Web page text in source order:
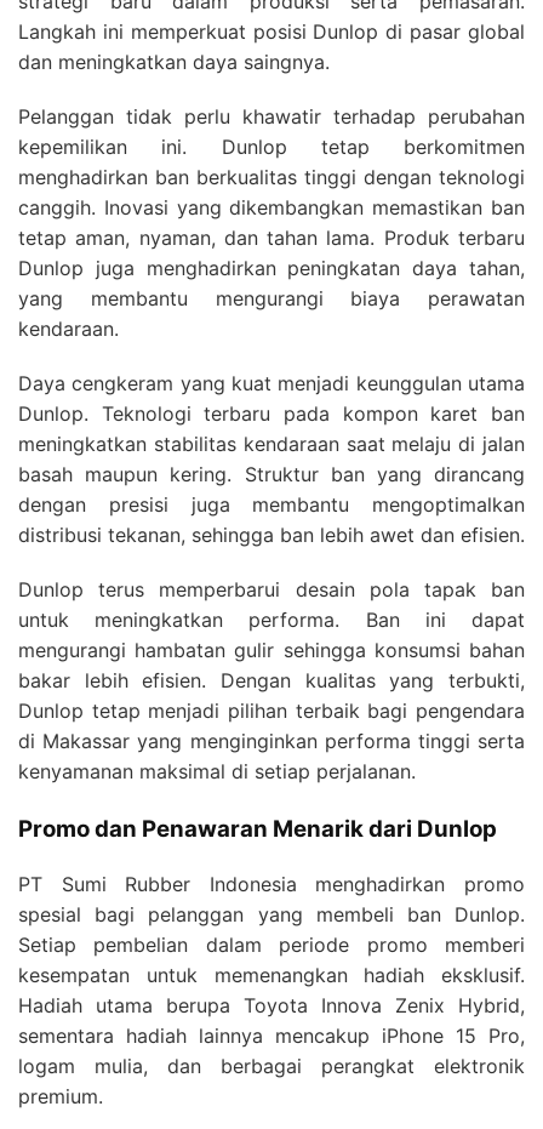
Langkah ini memperkuat posisi Dunlop di pasar global
dan meningkatkan daya saingnya.
Pelanggan tidak perlu khawatir terhadap perubahan
kepemilikan ini. Dunlop tetap berkomitmen
menghadirkan ban berkualitas tinggi dengan teknologi
canggih. Inovasi yang dikembangkan memastikan ban
tetap aman, nyaman, dan tahan lama. Produk terbaru
Dunlop juga menghadirkan peningkatan daya tahan,
yang membantu mengurangi biaya perawatan
kendaraan.
Daya cengkeram yang kuat menjadi keunggulan utama
Dunlop. Teknologi terbaru pada kompon karet ban
meningkatkan stabilitas kendaraan saat melaju di jalan
basah maupun kering. Struktur ban yang dirancang
dengan presisi juga membantu mengoptimalkan
distribusi tekanan, sehingga ban lebih awet dan efisien.
Dunlop terus memperbarui desain pola tapak ban
untuk meningkatkan performa. Ban ini dapat
mengurangi hambatan gulir sehingga konsumsi bahan
bakar lebih efisien. Dengan kualitas yang terbukti,
Dunlop tetap menjadi pilihan terbaik bagi pengendara
di Makassar yang menginginkan performa tinggi serta
kenyamanan maksimal di setiap perjalanan.
Promo dan Penawaran Menarik dari Dunlop
PT Sumi Rubber Indonesia menghadirkan promo
spesial bagi pelanggan yang membeli ban Dunlop.
Setiap pembelian dalam periode promo memberi
kesempatan untuk memenangkan hadiah eksklusif.
Hadiah utama berupa Toyota Innova Zenix Hybrid,
sementara hadiah lainnya mencakup iPhone 15 Pro,
logam mulia, dan berbagai perangkat elektronik
premium.